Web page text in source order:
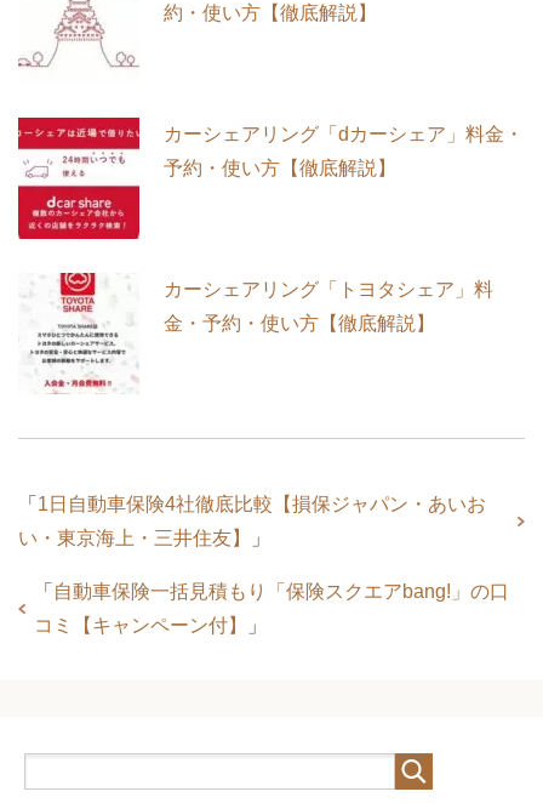
約・使い方【徹底解説】
カーシェアリング「dカーシェア」料金・
予約・使い方【徹底解説】
カーシェアリング「トヨタシェア」料
金・予約・使い方【徹底解説】
「 1日自動車保険4社徹底比較【損保ジャパン・あいお
い・東京海上・三井住友】
」
「 自動車保険一括見積もり「保険スクエアbang!」の口
コミ【キャンペーン付】
」